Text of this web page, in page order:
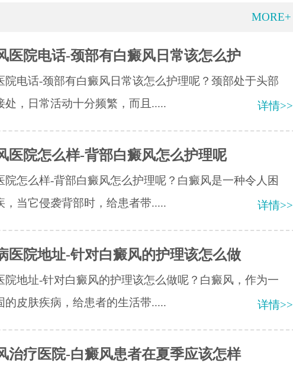
MORE+
医院电话-颈部有白癜风日常该怎么护
院电话-颈部有白癜风日常该怎么护理呢？颈部处于头部
处，日常活动十分频繁，而且.....
详情>>
医院怎么样-背部白癜风怎么护理呢
院怎么样-背部白癜风怎么护理呢？白癜风是一种令人困
，当它侵袭背部时，给患者带.....
详情>>
医院地址-针对白癜风的护理该怎么做
院地址-针对白癜风的护理该怎么做呢？白癜风，作为一
的皮肤疾病，给患者的生活带.....
详情>>
治疗医院-白癜风患者在夏季应该怎样